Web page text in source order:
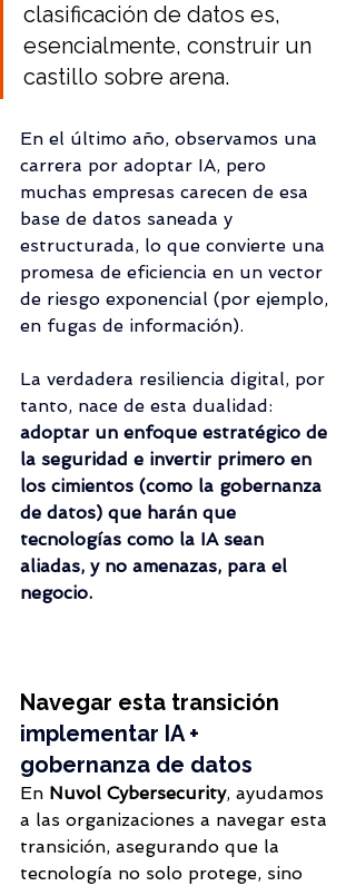
clasificación de datos es,
esencialmente, construir un
castillo sobre arena.
En el último año, observamos una
carrera por adoptar IA, pero
muchas empresas carecen de esa
base de datos saneada y
estructurada, lo que convierte una
promesa de eficiencia en un vector
de riesgo exponencial (por ejemplo,
en fugas de información).
La verdadera resiliencia digital, por
tanto, nace de esta dualidad:
adoptar un enfoque estratégico de
la seguridad e invertir primero en
los cimientos (como la gobernanza
de datos) que harán que
tecnologías como la IA sean
aliadas, y no amenazas, para el
negocio.
Navegar esta transición
implementar IA +
gobernanza de datos
En Nuvol Cybersecurity, ayudamos
a las organizaciones a navegar esta
transición, asegurando que la
tecnología no solo protege, sino